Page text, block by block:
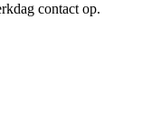
contact op.